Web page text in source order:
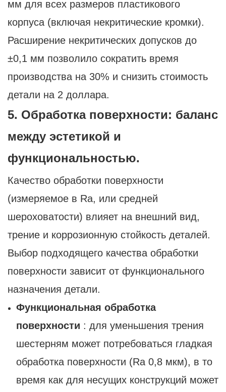
мм для всех размеров пластикового
корпуса (включая некритические кромки).
Расширение некритических допусков до
±0,1 мм позволило сократить время
производства на 30% и снизить стоимость
детали на 2 доллара.
5. Обработка поверхности: баланс
между эстетикой и
функциональностью.
Качество обработки поверхности
(измеряемое в Ra, или средней
шероховатости) влияет на внешний вид,
трение и коррозионную стойкость деталей.
Выбор подходящего качества обработки
поверхности зависит от функционального
назначения детали.
Функциональная обработка
поверхности : для уменьшения трения
шестерням может потребоваться гладкая
обработка поверхности (Ra 0,8 мкм), в то
время как для несущих конструкций может